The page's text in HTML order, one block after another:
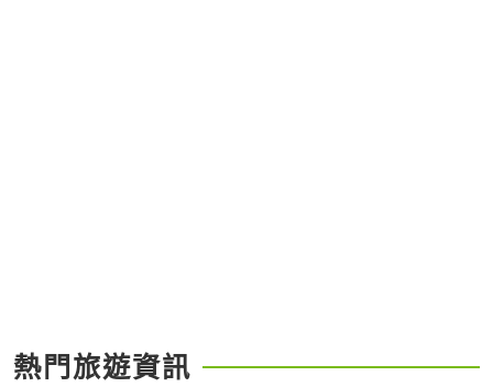
熱門旅遊資訊